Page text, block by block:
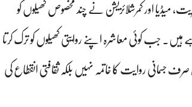
میڈیا اور کمرشلائزیشن نے چند مخصوص کھیلوں کو
ہیں۔ جب کوئی معاشرہ اپنے روایتی کھیلوں کو ترک کرتا
جسمانی روایت کا خاتمہ نہیں بلکہ ثقافتی انقطاع کی